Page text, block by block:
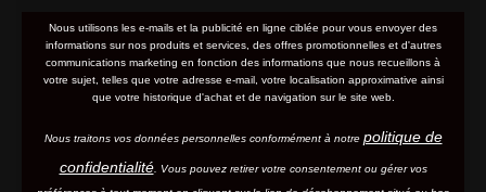
Nous utilisons les e-mails et la publicité en ligne ciblée pour vous envoyer des
informations sur nos produits et services, des offres promotionnelles et d'autres
communications marketing en fonction des informations que nous recueillons à
votre sujet, telles que votre adresse e-mail, votre localisation approximative ainsi
que votre historique d'achat et de navigation sur le site web.
Nous traitons vos données personnelles conformément à notre politique de
confidentialité. Vous pouvez retirer votre consentement ou gérer vos